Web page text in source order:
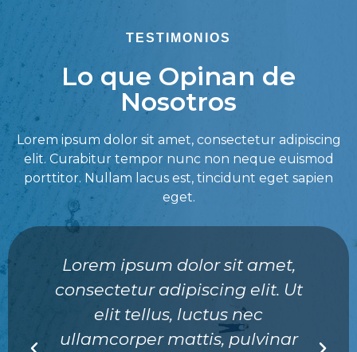
TESTIMONIOS
Lo que Opinan de
Nosotros
Lorem ipsum dolor sit amet, consectetur adipiscing
elit. Curabitur tempor nunc non neque euismod
porttitor. Nullam lacus est, tincidunt eget sapien
eget.
Lorem ipsum dolor sit amet,
consectetur adipiscing elit. Ut
elit tellus, luctus nec
ullamcorper mattis, pulvinar